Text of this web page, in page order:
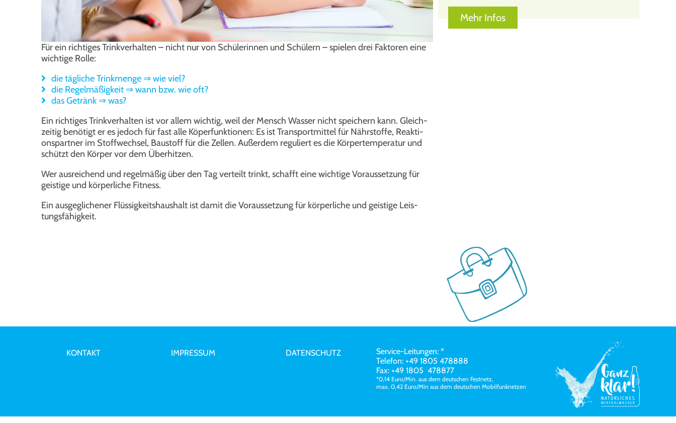
Für ein rich­ti­ges Trink­ver­hal­ten – nicht nur von Schü­le­rin­nen und Schü­lern – spie­len drei Fak­to­ren eine
wich­ti­ge Rol­le:
die täg­li­che Trink­men­ge ⇒ wie viel?
die Regel­mä­ßig­keit ⇒ wann bzw. wie oft?
das Getränk ⇒ was?
Ein rich­ti­ges Trink­ver­hal­ten ist vor allem wich­tig, weil der Mensch Was­ser nicht spei­chern kann. Gleich­
zei­tig benö­tigt er es jedoch für fast alle Köper­funk­tio­nen: Es ist Trans­port­mit­tel für Nähr­stof­fe, Reak­ti­
ons­part­ner im Stoff­wech­sel, Bau­stoff für die Zel­len. Außer­dem regu­liert es die Kör­per­tem­pe­ra­tur und
schützt den Kör­per vor dem Über­hit­zen.
Wer aus­rei­chend und regel­mä­ßig über den Tag ver­teilt trinkt, schafft eine wich­ti­ge Vor­aus­set­zung für
geis­ti­ge und kör­per­li­che Fit­ness.
Ein aus­ge­gli­che­ner Flüs­sig­keits­haus­halt ist damit die Vor­aus­set­zung für kör­per­li­che und geis­ti­ge Leis­
tungs­fä­hig­keit.
Mehr Infos
KONTAKT IMPRESSUM DATENSCHUTZ
Service-Leitungen: *
Telefon: +49 1805 478888
Fax: +49 1805 478877
*0,14 Euro/Min. aus dem deutschen Festnetz,
max. 0,42 Euro/Min aus dem deutschen Mobilfunknetzen